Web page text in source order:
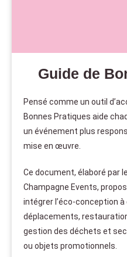
Guide de
Pensé comme un outil
Bonnes Pratiques aide
un événement plus
mise en œuvre.
Ce document, élaboré par
Champagne Events,
intégrer l’éco-conception à
déplacements,
gestion des déchets et
ou objets promotionnels.